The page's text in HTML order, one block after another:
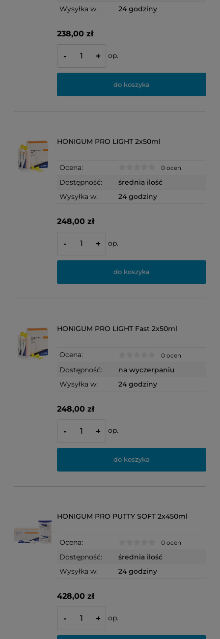
Wysyłka w:
24 godziny
238,00 zł
- + op.
do koszyka
HONIGUM PRO LIGHT 2x50ml
Ocena: 0 ocen
Dostępność:
średnia ilość
Wysyłka w:
24 godziny
248,00 zł
- + op.
do koszyka
HONIGUM PRO LIGHT Fast 2x50ml
Ocena: 0 ocen
Dostępność:
na wyczerpaniu
Wysyłka w:
24 godziny
248,00 zł
- + op.
do koszyka
HONIGUM PRO PUTTY SOFT 2x450ml
Ocena: 0 ocen
Dostępność:
średnia ilość
Wysyłka w:
24 godziny
428,00 zł
- + op.